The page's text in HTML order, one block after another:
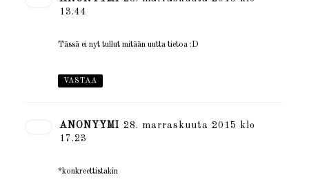
13.44
Tässä ei nyt tullut mitään uutta tietoa :D
VASTAA
ANONYYMI
28. marraskuuta 2015 klo
17.23
*konkreettistakin